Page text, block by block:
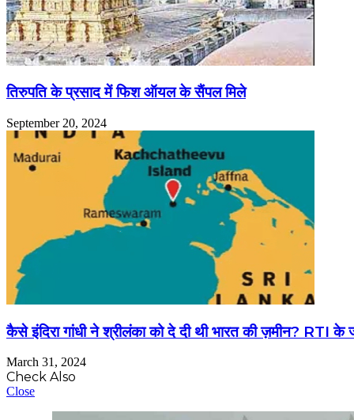
तिरुपति के प्रसाद में फिश ऑयल के सैंपल मिले
September 20, 2024
कैसे इंदिरा गांधी ने श्रीलंका को दे दी थी भारत की ज़मीन? RTI
March 31, 2024
Check Also
Close